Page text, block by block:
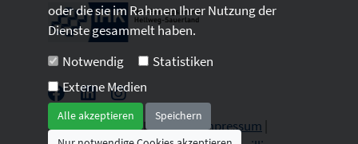
2026 © All Rights Reserved.Impressum
oder die sie im Rahmen Ihrer Nutzung der
Dienste gesammelt haben.
Notwendig
Statistiken
Externe Medien
Alle akzeptieren
Speichern